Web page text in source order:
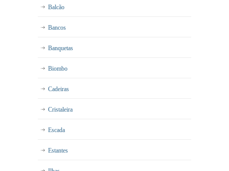
Balcão
Bancos
Banquetas
Biombo
Cadeiras
Cristaleira
Escada
Estantes